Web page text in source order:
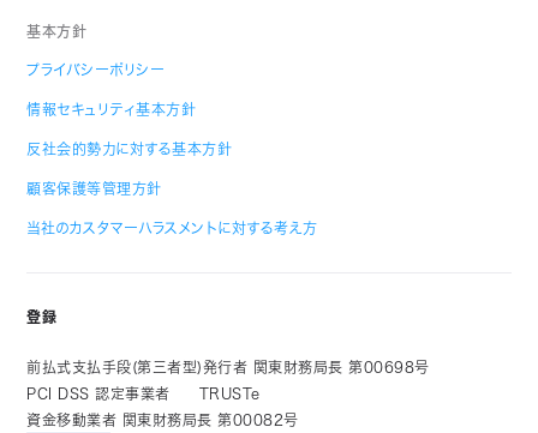
基本方針
プライバシーポリシー
情報セキュリティ基本方針
反社会的勢力に対する基本方針
顧客保護等管理方針
当社のカスタマーハラスメントに対する考え方
登録
前払式支払手段(第三者型)発行者 関東財務局長 第00698号
PCI DSS 認定事業者
TRUSTe
資金移動業者 関東財務局長 第00082号